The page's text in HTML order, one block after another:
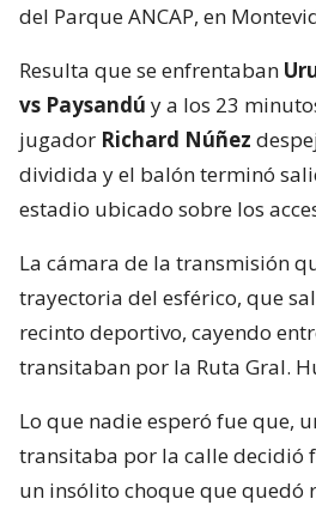
del Parque ANCAP, en
Resulta que se enfrentaban
vs Paysandú y a los 23
jugador Richard Núñez
dividida y el balón terminó
estadio ubicado sobre los
La cámara de la transmisión
trayectoria del esférico, que
recinto deportivo, cayendo
transitaban por la Ruta Gral.
Lo que nadie esperó fue que,
transitaba por la calle decidió
un insólito choque que quedó